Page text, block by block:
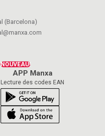
(Barcelona)
NOUVEAU!
APP Manxa
Lecture des codes EAN